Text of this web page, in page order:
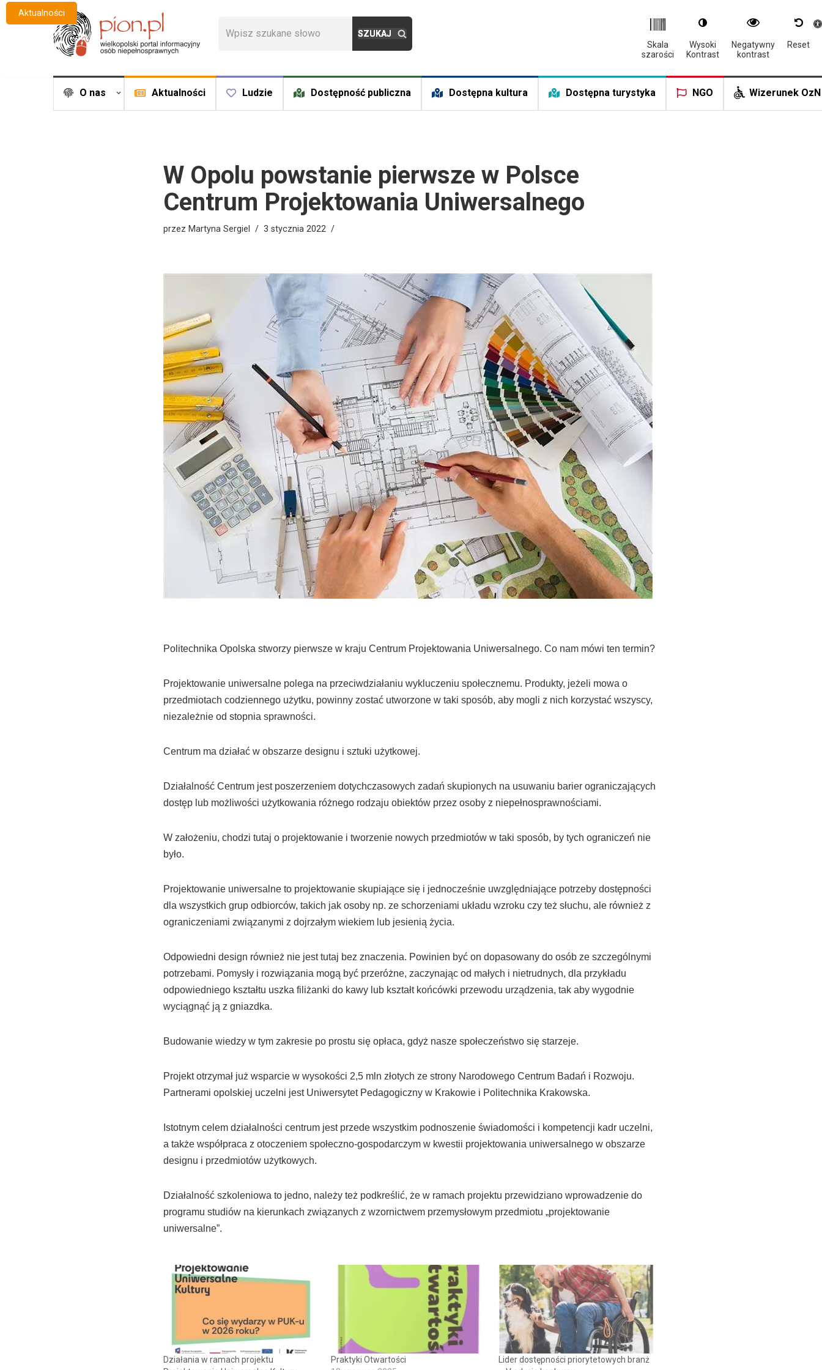
Skala
szarości
Wysoki
Kontrast
Negatywny
kontrast
Reset
O nas Aktualności Ludzie Dostępność publiczna Dostępna kultura Dostępna turystyka NGO Wizerunek OzN
W Opolu powstanie pierwsze w Polsce
Centrum Projektowania Uniwersalnego
przez Martyna Sergiel 3 stycznia 2022
Aktualności
Politechnika Opolska stworzy pierwsze w kraju Centrum Projektowania Uniwersalnego. Co nam mówi ten termin?
Projektowanie uniwersalne polega na przeciwdziałaniu wykluczeniu społecznemu. Produkty, jeżeli mowa o
przedmiotach codziennego użytku, powinny zostać utworzone w taki sposób, aby mogli z nich korzystać wszyscy,
niezależnie od stopnia sprawności.
Centrum ma działać w obszarze designu i sztuki użytkowej.
Działalność Centrum jest poszerzeniem dotychczasowych zadań skupionych na usuwaniu barier ograniczających
dostęp lub możliwości użytkowania różnego rodzaju obiektów przez osoby z niepełnosprawnościami.
W założeniu, chodzi tutaj o projektowanie i tworzenie nowych przedmiotów w taki sposób, by tych ograniczeń nie
było.
Projektowanie uniwersalne to projektowanie skupiające się i jednocześnie uwzględniające potrzeby dostępności
dla wszystkich grup odbiorców, takich jak osoby np. ze schorzeniami układu wzroku czy też słuchu, ale również z
ograniczeniami związanymi z dojrzałym wiekiem lub jesienią życia.
Odpowiedni design również nie jest tutaj bez znaczenia. Powinien być on dopasowany do osób ze szczególnymi
potrzebami. Pomysły i rozwiązania mogą być przeróżne, zaczynając od małych i nietrudnych, dla przykładu
odpowiedniego kształtu uszka filiżanki do kawy lub kształt końcówki przewodu urządzenia, tak aby wygodnie
wyciągnąć ją z gniazdka.
Budowanie wiedzy w tym zakresie po prostu się opłaca, gdyż nasze społeczeństwo się starzeje.
Projekt otrzymał już wsparcie w wysokości 2,5 mln złotych ze strony Narodowego Centrum Badań i Rozwoju.
Partnerami opolskiej uczelni jest Uniwersytet Pedagogiczny w Krakowie i Politechnika Krakowska.
Istotnym celem działalności centrum jest przede wszystkim podnoszenie świadomości i kompetencji kadr uczelni,
a także współpraca z otoczeniem społeczno-gospodarczym w kwestii projektowania uniwersalnego w obszarze
designu i przedmiotów użytkowych.
Działalność szkoleniowa to jedno, należy też podkreślić, że w ramach projektu przewidziano wprowadzenie do
programu studiów na kierunkach związanych z wzornictwem przemysłowym przedmiotu „projektowanie
uniwersalne”.
Działania w ramach projektu
Praktyki Otwartości
Lider dostępności priorytetowych branż